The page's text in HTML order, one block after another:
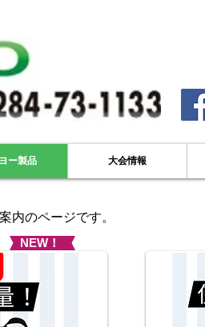
ー製品 大会情報
NEW！
内のページです。